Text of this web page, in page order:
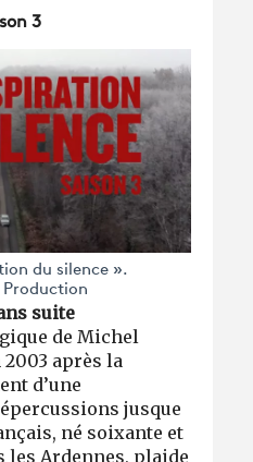
3
du silence ».
suite
de Michel
après la
d’une
jusque
né soixante et
les Ardennes, plaide